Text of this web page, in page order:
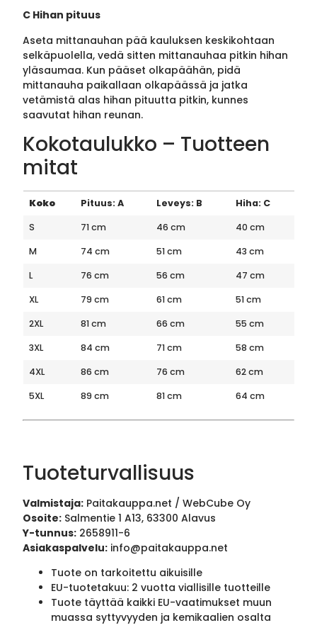
C Hihan pituus
Aseta mittanauhan pää kauluksen keskikohtaan
selkäpuolella, vedä sitten mittanauhaa pitkin hihan
yläsaumaa. Kun pääset olkapäähän, pidä
mittanauha paikallaan olkapäässä ja jatka
vetämistä alas hihan pituutta pitkin, kunnes
saavutat hihan reunan.
Kokotaulukko – Tuotteen
mitat
Koko Pituus: A Leveys: B
Hiha: C
S
71 cm 46 cm
40 cm
M
74 cm 51 cm
43 cm
L
76 cm 56 cm
47 cm
XL
79 cm 61 cm
51 cm
2XL
81 cm 66 cm
55 cm
3XL
84 cm 71 cm
58 cm
4XL
86 cm 76 cm
62 cm
5XL
89 cm 81 cm 64 cm
Tuoteturvallisuus
Valmistaja: Paitakauppa.net / WebCube Oy
Osoite: Salmentie 1 A13, 63300 Alavus
Y-tunnus: 2658911-6
Asiakaspalvelu: info@paitakauppa.net
Tuote on tarkoitettu aikuisille
EU-tuotetakuu: 2 vuotta viallisille tuotteille
Tuote täyttää kaikki EU-vaatimukset muun
muassa syttyvyyden ja kemikaalien osalta